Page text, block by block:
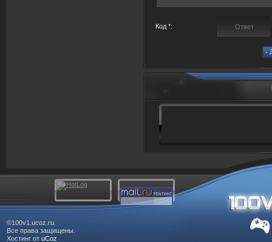
Код *:
©100v1.ucoz.ru.
Все права защищены.
Хостинг от uCoz